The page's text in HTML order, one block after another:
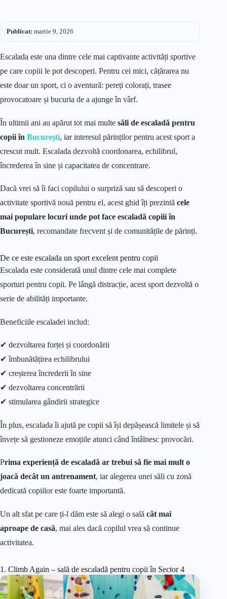
Publicat: martie 9, 2026
Escalada este una dintre cele mai captivante activități sportive
pe care copiii le pot descoperi. Pentru cei mici, cățărarea nu
este doar un sport, ci o aventură: pereți colorați, trasee
provocatoare și bucuria de a ajunge în vârf.
În ultimii ani au apărut tot mai multe săli de escaladă pentru
copii în București, iar interesul părinților pentru acest sport a
crescut mult. Escalada dezvoltă coordonarea, echilibrul,
încrederea în sine și capacitatea de concentrare.
Dacă vrei să îi faci copilului o surpriză sau să descoperi o
activitate sportivă nouă pentru el, acest ghid îți prezintă cele
mai populare locuri unde pot face escaladă copiii în
București, recomandate frecvent și de comunitățile de părinți.
De ce este escalada un sport excelent pentru copii
Escalada este considerată unul dintre cele mai complete
sporturi pentru copii. Pe lângă distracție, acest sport dezvoltă o
serie de abilități importante.
Beneficiile escaladei includ:
✔ dezvoltarea forței și coordonării
✔ îmbunătățirea echilibrului
✔ creșterea încrederii în sine
✔ dezvoltarea concentrării
✔ stimularea gândirii strategice
În plus, escalada îi ajută pe copii să își depășească limitele și să
învețe să gestioneze emoțiile atunci când întâlnesc provocări.
Prima experiență de escaladă ar trebui să fie mai mult o
joacă decât un antrenament, iar alegerea unei săli cu zonă
dedicată copiilor este foarte importantă.
Un alt sfat pe care ți-l dăm este să alegi o sală cât mai
aproape de casă, mai ales dacă copilul vrea să continue
activitatea.
1. Climb Again – sală de escaladă pentru copii în Sector 4